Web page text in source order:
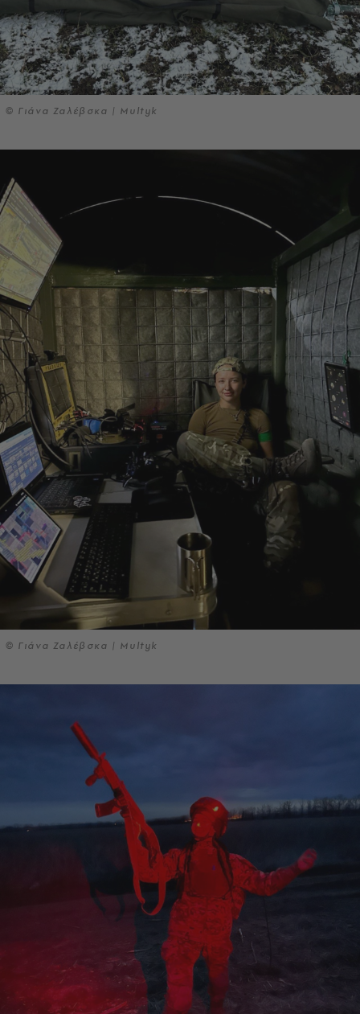
© Γιάνα Ζαλέβσκα | Multyk
© Γιάνα Ζαλέβσκα | Multyk